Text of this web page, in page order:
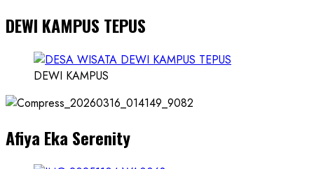
about
Konsep
Karnus
Dokter
Ilmuwan
DEWI KAMPUS TEPUS
DEWI KAMPUS
Afiya Eka Serenity